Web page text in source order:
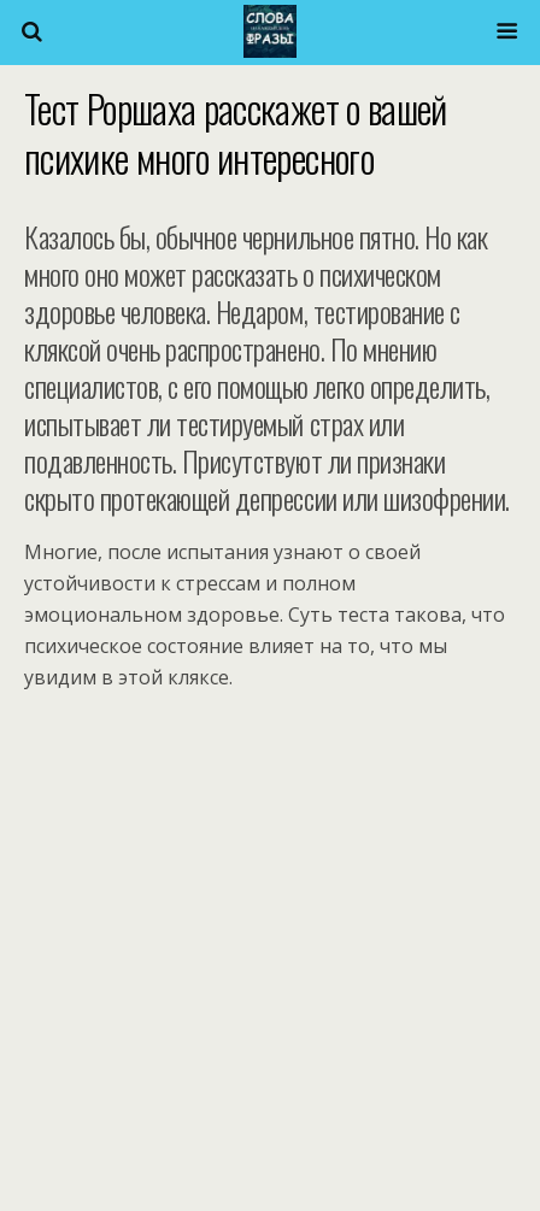
Тест Роршаха расскажет о вашей
психике много интересного
Казалось бы, обычное чернильное пятно. Но как
много оно может рассказать о психическом
здоровье человека. Недаром, тестирование с
кляксой очень распространено. По мнению
специалистов, с его помощью легко определить,
испытывает ли тестируемый страх или
подавленность. Присутствуют ли признаки
скрыто протекающей депрессии или шизофрении.
Многие, после испытания узнают о своей
устойчивости к стрессам и полном
эмоциональном здоровье. Суть теста такова, что
психическое состояние влияет на то, что мы
увидим в этой кляксе.